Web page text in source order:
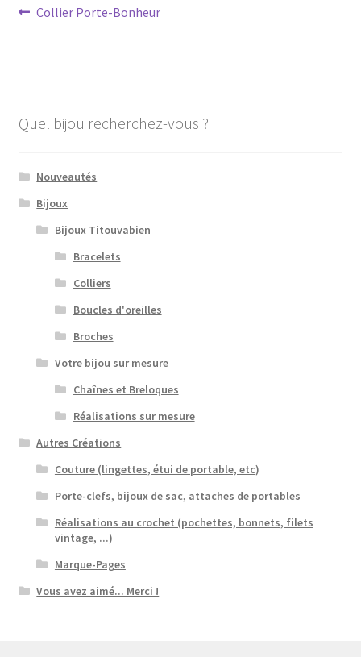
Navigation
Article
Collier Porte-Bonheur
Quel bijou recherchez-vous ?
Nouveautés
Bijoux
Bijoux Titouvabien
Bracelets
Colliers
Boucles d'oreilles
Broches
Votre bijou sur mesure
Chaînes et Breloques
Réalisations sur mesure
Autres Créations
Couture (lingettes, étui de portable, etc)
Porte-clefs, bijoux de sac, attaches de portables
Réalisations au crochet (pochettes, bonnets, filets
vintage, ...)
Marque-Pages
Vous avez aimé... Merci !